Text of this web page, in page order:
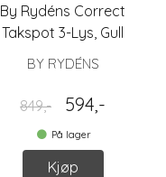
By Rydéns Correct
Takspot 3-Lys, Gull
BY RYDÉNS
849,- 594,-
På lager
Kjøp